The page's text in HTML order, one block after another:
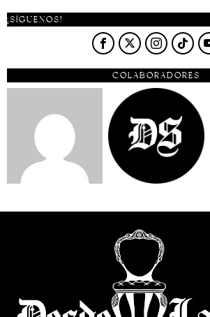
¡SÍGUENOS!
COLABORADORES